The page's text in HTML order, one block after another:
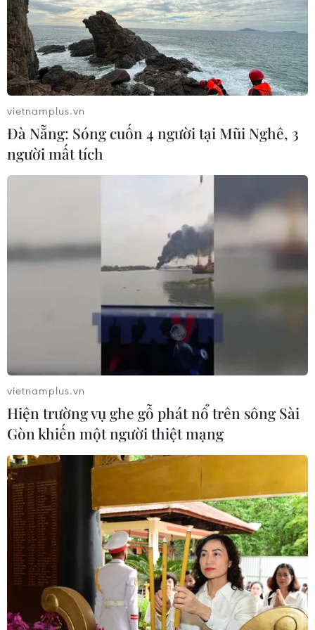
Thủ tướng Thái Lan chỉ đạo khẩn sau
vụ xả súng tại trường học
07/08/2026 06:37
Thái Lan: Xả súng gây thương vong
tại trường học ở Nonthaburi
Xây dựng Cộng đồng ASEAN tự
cường, sáng tạo, lấy người dân làm
Hợp tác quốc phòng-an ninh giữa
Việt Nam và Lào ngày càng thực chất,
hiệu quả
Malaysia: Gắn kết chính trị, hợp tác
thực tiễn
06/08/2026 22:47
Kinh nghiệm Đổi mới của Việt Nam
hỗ trợ Lào xây dựng nền kinh tế độc
lập, tự chủ
06/08/2026 15:32
vietnamplus.vn
Đà Nẵng: Sóng cuốn 4 người tại Mũi Nghê, 3
người mất tích
vietnamplus.vn
Hiện trường vụ ghe gỗ phát nổ trên sông Sài
Gòn khiến một người thiệt mạng